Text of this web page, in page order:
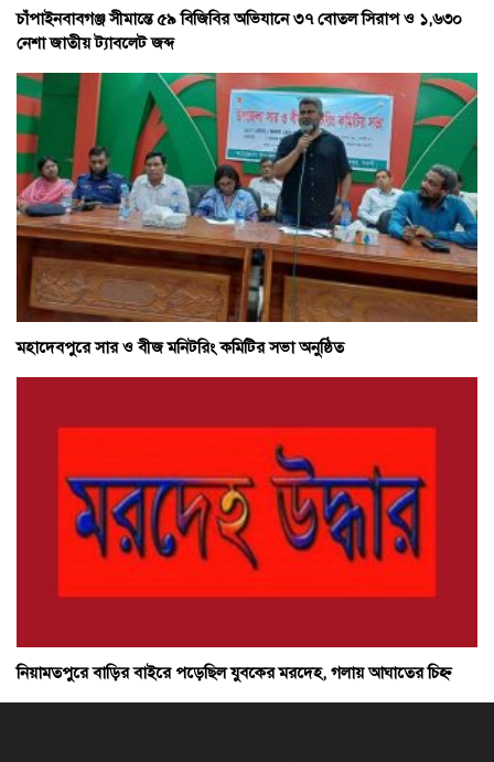
চাঁপাইনবাবগঞ্জ সীমান্তে ৫৯ বিজিবির অভিযানে ৩৭ বোতল সিরাপ ও ১,৬৩০
নেশা জাতীয় ট্যাবলেট জব্দ
মহাদেবপুরে সার ও বীজ মনিটরিং কমিটির সভা অনুষ্ঠিত
নিয়ামতপুরে বাড়ির বাইরে পড়েছিল যুবকের মরদেহ, গলায় আঘাতের চিহ্ন